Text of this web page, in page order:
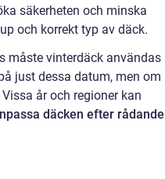
säkerheten och minska
och korrekt typ av däck.
måste vinterdäck användas
just dessa datum, men om
år och regioner kan
däcken efter rådande